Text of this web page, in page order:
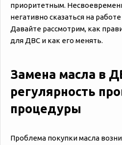
приоритетным.
негативно сказаться на
Давайте рассмотрим, как
для ДВС и как его менять.
Замена масла в
регулярность
процедуры
Проблема покупки масла